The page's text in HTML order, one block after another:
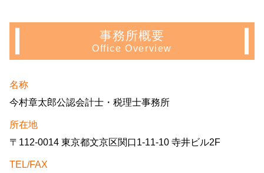
事務所概要
Office Overview
名称
今村章太郎公認会計士・税理士事務所
所在地
〒112-0014 東京都文京区関口1-11-10 寺井ビル2F
TEL/FAX